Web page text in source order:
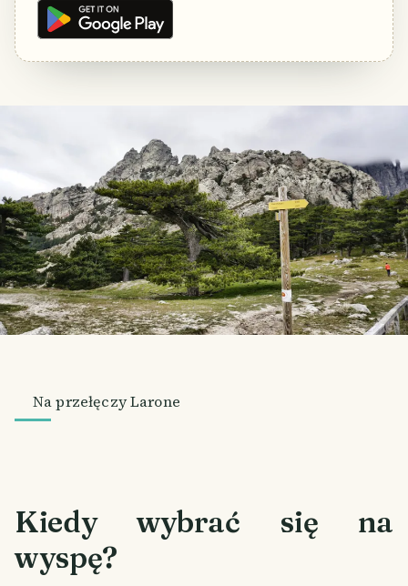
Na przełęczy Larone
Kiedy wybrać się na
wyspę?